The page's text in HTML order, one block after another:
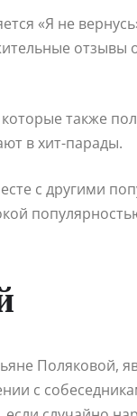
«Я не
отзывы
также
в хит-парады.
с другими
Поляковой,
с